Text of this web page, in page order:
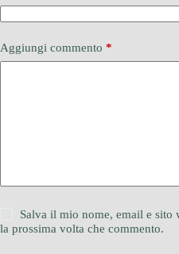
Aggiungi commento *
Salva il mio nome, email e sito
la prossima volta che commento.